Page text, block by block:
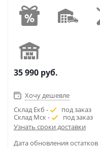
35 990 руб.
Хочу дешевле
Склад Екб -
под заказ
Склад Мск -
под заказ
Узнать сроки доставки
Дата обновления остатков